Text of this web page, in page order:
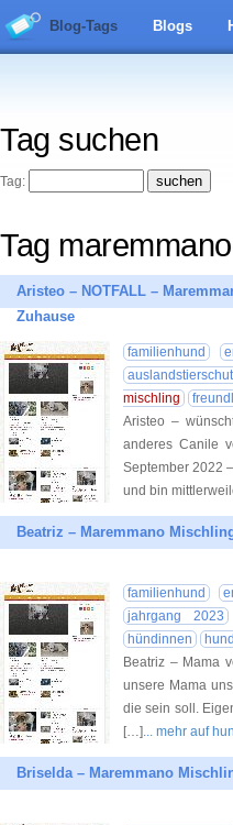
Blog-Tags Blogs
Tag suchen
Tag:
Tag
Aristeo – NOTFALL –
Zuhause
familienhund
mischling
Aristeo –
anderes Canile
September 2022
und bin
Beatriz – Maremmano
familienhund
jahrgang 2023
hündinnen
Beatriz – Mama
unsere Mama
die sein soll.
[…]... mehr auf
Briselda – Maremmano